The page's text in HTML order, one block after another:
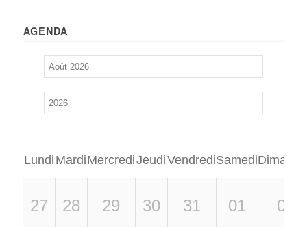
AGENDA
Lundi MardiMercrediJeudiVendrediSamedi
27 28 29 30 31 01 02